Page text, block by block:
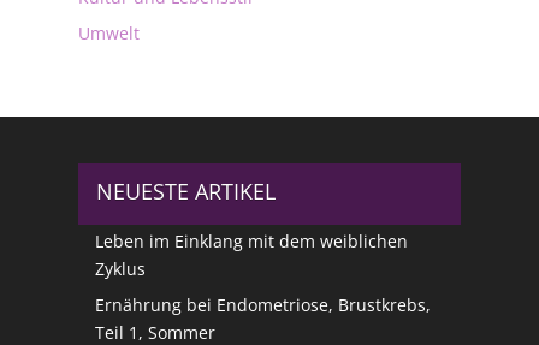
Umwelt
NEUESTE ARTIKEL
Leben im Einklang mit dem weiblichen
Zyklus
Ernährung bei Endometriose, Brustkrebs,
Teil 1, Sommer